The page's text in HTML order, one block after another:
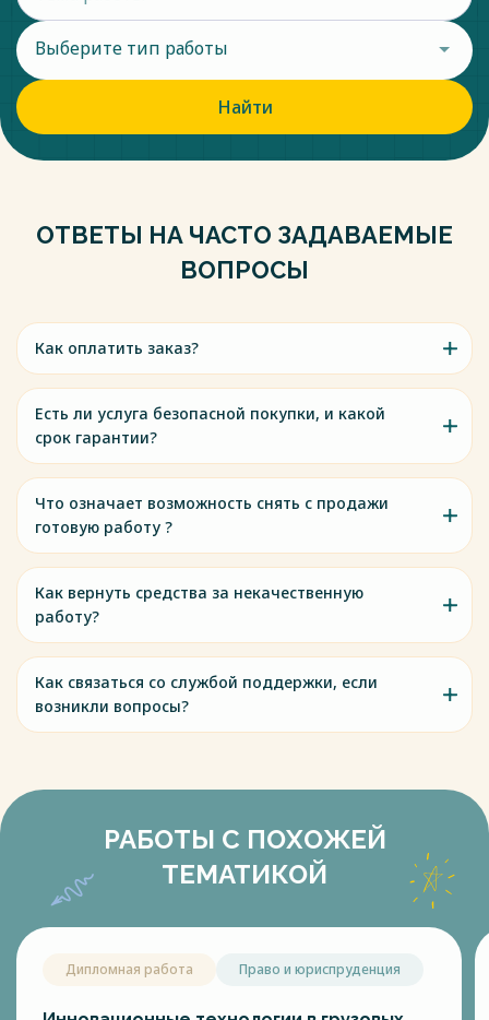
Выберите тип работы
Найти
ОТВЕТЫ НА ЧАСТО ЗАДАВАЕМЫЕ
ВОПРОСЫ
Как оплатить заказ?
Есть ли услуга безопасной покупки, и какой
срок гарантии?
Что означает возможность снять с продажи
готовую работу ?
Как вернуть средства за некачественную
работу?
Как связаться со службой поддержки, если
возникли вопросы?
РАБОТЫ С ПОХОЖЕЙ
ТЕМАТИКОЙ
Дипломная работа Право и юриспруденция